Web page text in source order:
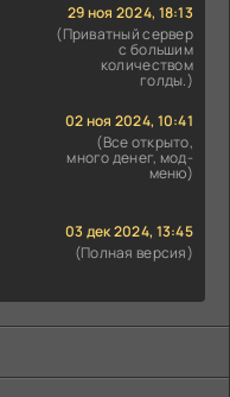
29 ноя 2024, 18:13
(Приватный сервер
с большим
количеством
голды.)
02 ноя 2024, 10:41
(Все открыто,
много денег, мод-
меню)
03 дек 2024, 13:45
(Полная версия)